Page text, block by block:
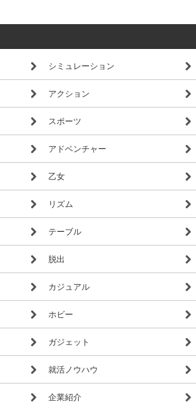
シミュレーション
アクション
スポーツ
アドベンチャー
乙女
リズム
テーブル
脱出
カジュアル
ホビー
ガジェット
就活ノウハウ
企業紹介